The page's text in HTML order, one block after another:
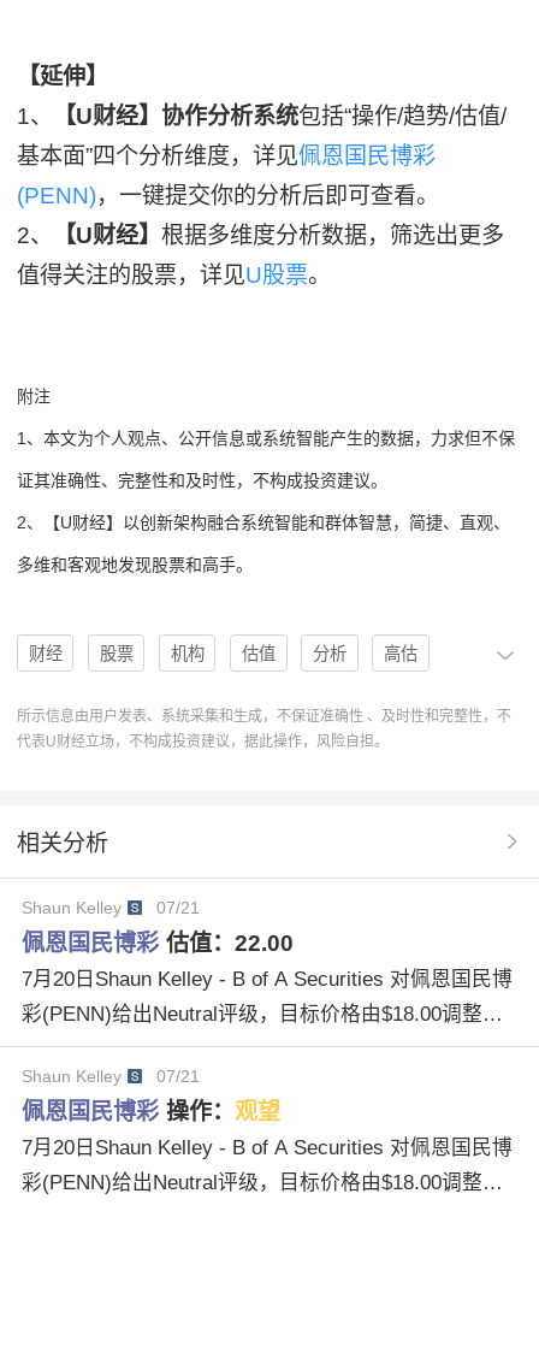
【延伸】
1、
【U财经】协作分析系统包括“操作/趋势/估值/
基本面”四个分析维度，详见佩恩国民博彩
(PENN)，一键提交你的分析后即可查看。
2、
【U财经】根据多维度分析数据，筛选出更多
值得关注的股票，详见U股票。
附注
1、本文为个人观点、公开信息或系统智能产生的数据，力求但不保
证其准确性、完整性和及时性，不构成投资建议。
2、【U财经】以创新架构融合系统智能和群体智慧，简捷、直观、
多维和客观地发现股票和高手。
财经 股票 机构 估值 分析 高估
低估 目标价 U股票 协作 分析系统
GoldmanSachs
JeffreyStantial ChadBeynon
所示信息由用户发表、系统采集和生成，不保证准确性 、及时性和完整性，不
代表U财经立场，不构成投资建议，据此操作，风险自担。
相关分析
Shaun Kelley 07/21
佩恩国民博彩 估值： 22.00
7月20日Shaun Kelley - B of A Securities 对佩恩国民博
彩(PENN)给出Neutral评级，目标价格由$18.00调整为
$22.00。
Shaun Kelley 07/21
佩恩国民博彩 操作： 观望
7月20日Shaun Kelley - B of A Securities 对佩恩国民博
彩(PENN)给出Neutral评级，目标价格由$18.00调整为